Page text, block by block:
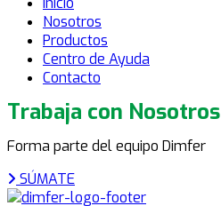
Nosotros
Productos
Centro de Ayuda
Contacto
Trabaja con Nosotros
Forma parte del equipo Dimfer
SÚMATE